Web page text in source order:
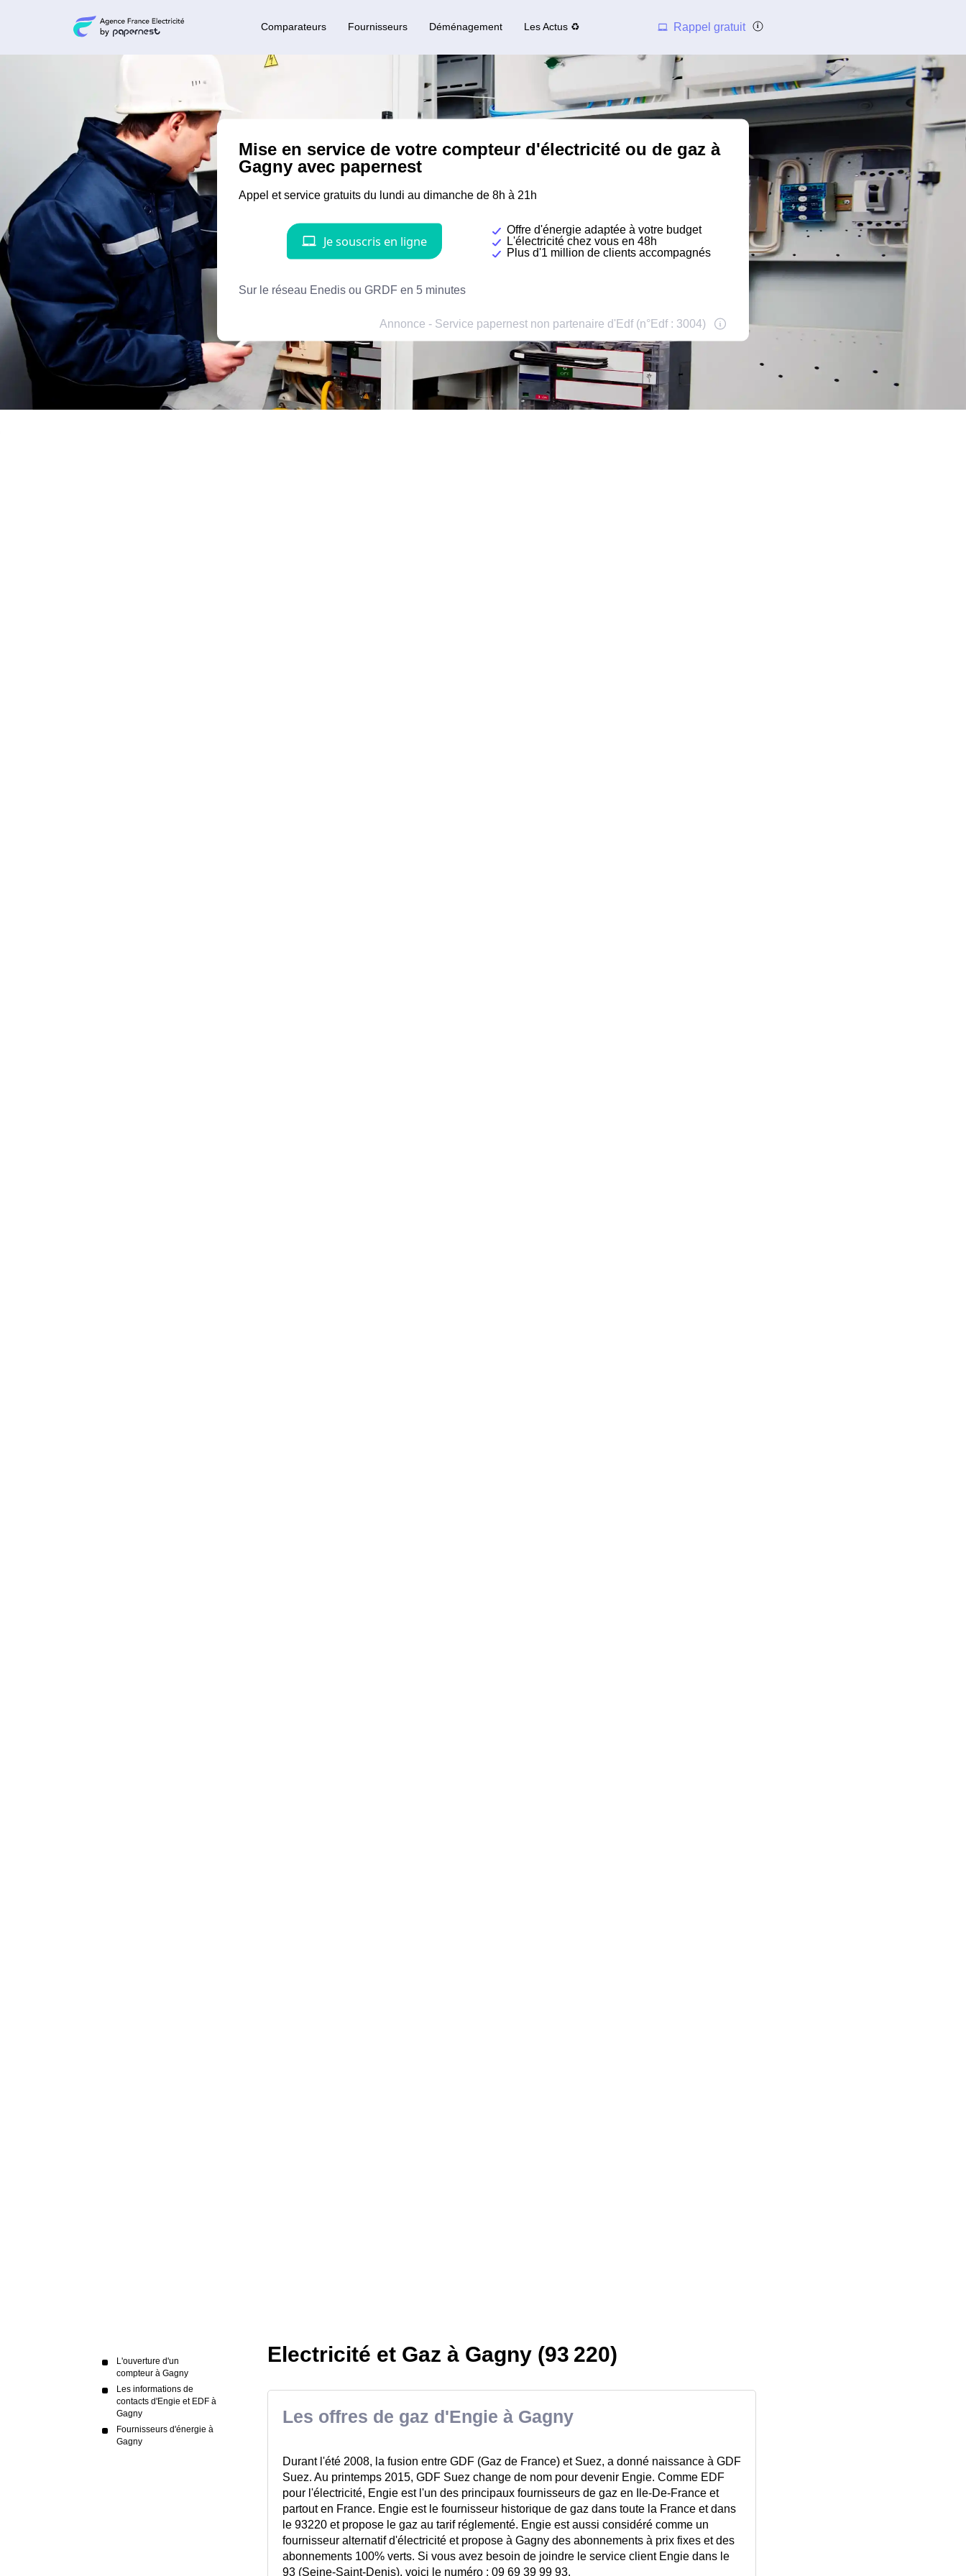
Comparateurs Fournisseurs Déménagement Les Actus ♻️ Rappel gratuit
L'ouverture d'un
compteur à Gagny
Les informations de
contacts d'Engie et EDF à
Gagny
Fournisseurs d'énergie à
Gagny
Electricité et Gaz à Gagny (93 220)
Les offres de gaz d'Engie à Gagny
Durant l'été 2008, la fusion entre GDF (Gaz de France) et Suez, a donné naissance à GDF
Suez. Au printemps 2015, GDF Suez change de nom pour devenir Engie. Comme EDF
pour l'électricité, Engie est l'un des principaux fournisseurs de gaz en Ile-De-France et
partout en France. Engie est le fournisseur historique de gaz dans toute la France et dans
le 93220 et propose le gaz au tarif réglementé. Engie est aussi considéré comme un
fournisseur alternatif d'électricité et propose à Gagny des abonnements à prix fixes et des
abonnements 100% verts. Si vous avez besoin de joindre le service client Engie dans le
93 (Seine-Saint-Denis), voici le numéro : 09 69 39 99 93.